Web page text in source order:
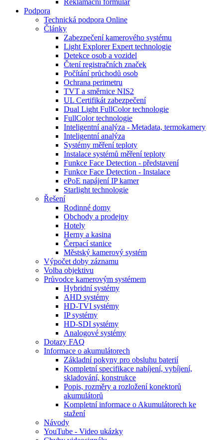
Reklamační formulář
Podpora
Technická podpora Online
Články
Zabezpečení kamerového systému
Light Explorer Expert technologie
Detekce osob a vozidel
Čtení registračních značek
Počítání průchodů osob
Ochrana perimetru
TVT a směrnice NIS2
UL Certifikát zabezpečení
Dual Light FullColor technologie
FullColor technologie
Inteligentní analýza - Metadata, termokamery
Inteligentní analýza
Systémy měření teploty
Instalace systémů měření teploty
Funkce Face Detection - představení
Funkce Face Detection - Instalace
ePoE napájení IP kamer
Starlight technologie
Řešení
Rodinné domy
Obchody a prodejny
Hotely
Herny a kasina
Čerpací stanice
Městský kamerový systém
Výpočet doby záznamu
Volba objektivu
Průvodce kamerovým systémem
Hybridní systémy
AHD systémy
HD-TVI systémy
IP systémy
HD-SDI systémy
Analogové systémy
Dotazy FAQ
Informace o akumulátorech
Základní pokyny pro obsluhu baterií
Kompletní specifikace nabíjení, vybíjení,
skladování, konstrukce
Popis, rozměry a rozložení konektorů
akumulátorů
Kompletní informace o Akumulátorech ke
stažení
Návody
YouTube - Video ukázky